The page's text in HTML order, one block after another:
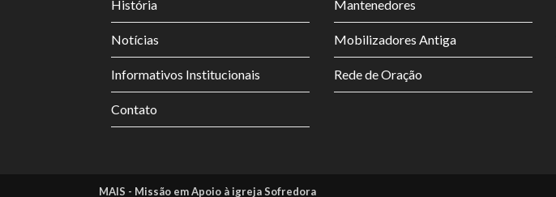
História
Notícias
Informativos Institucionais
Contato
Mantenedores
Mobilizadores Antiga
Rede de Oração
MAIS - Missão em Apoio à igreja Sofredora